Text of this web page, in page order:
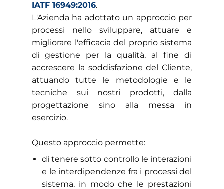
IATF 16949:2016.
L'Azienda ha adottato un approccio per
processi nello sviluppare, attuare e
migliorare l'efficacia del proprio sistema
di gestione per la qualità, al fine di
accrescere la soddisfazione del Cliente,
attuando tutte le metodologie e le
tecniche sui nostri prodotti, dalla
progettazione sino alla messa in
esercizio.
Questo approccio permette:
​​di tenere sotto controllo le interazioni
e le interdipendenze fra i processi del
sistema, in modo che le prestazioni